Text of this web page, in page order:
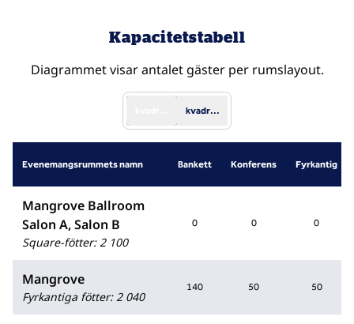
Kapacitetstabell
Diagrammet visar antalet gäster per rumslayout.
kvadratmeter
Evenemangsrummets namn Bankett Konferens Fyrkantig
Mangrove Ballroom
Salon A, Salon B
Square-fötter: 2 100
0 0 0
Mangrove
Fyrkantiga fötter: 2 040
140 50 50